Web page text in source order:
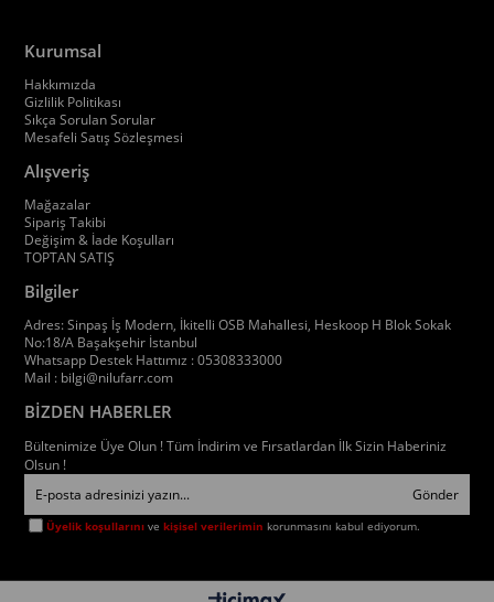
Kurumsal
Hakkımızda
Gizlilik Politikası
Sıkça Sorulan Sorular
Mesafeli Satış Sözleşmesi
Alışveriş
Mağazalar
Sipariş Takibi
Değişim & İade Koşulları
TOPTAN SATIŞ
Bilgiler
Adres: Sinpaş İş Modern, İkitelli OSB Mahallesi, Heskoop H Blok Sokak
No:18/A Başakşehir İstanbul
Whatsapp Destek Hattımız : 05308333000
Mail : bilgi@nilufarr.com
BİZDEN HABERLER
Bültenimize Üye Olun ! Tüm İndirim ve Fırsatlardan İlk Sizin Haberiniz
Olsun !
Gönder
Üyelik koşullarını vekişisel verilerimin korunmasını kabul ediyorum.